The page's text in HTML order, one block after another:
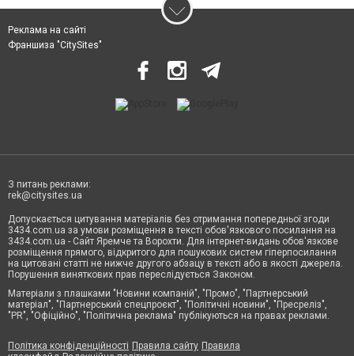
Реклама на сайті
Франшиза "CitySites"
З питань реклами:
rek@citysites.ua
Допускається цитування матеріалів без отримання попередньої згоди
3434.com.ua за умови розміщення в тексті обов'язкового посилання на
3434.com.ua - Сайт Яремче та Ворохти. Для інтернет-видань обов'язкове
розміщення прямого, відкритого для пошукових систем гіперпосилання
на цитовані статті не нижче другого абзацу в тексті або в якості джерела.
Порушення виняткових прав переслідується Законом.
Матеріали з плашками "Новини компаній", "Промо", "Партнерський
матеріал", "Партнерський спецпроєкт", "Політичні новини", "Пресреліз",
"PR", "Офіційно", "Політична реклама" публікуються на правах реклами.
Політика конфіденційності Правила сайту Правила